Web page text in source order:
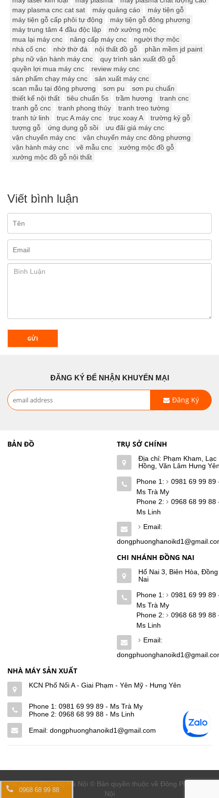
may plasma cnc cat sat
máy quảng cáo
máy tiện gỗ
máy tiện gỗ cấp phôi tự động
máy tiện gỗ đông phương
máy trung tâm 4 đầu độc lập
mở xưởng mộc
mua lại máy cnc
nâng cấp máy cnc
người thợ mộc
nhà cổ cnc
nhờ thờ đá nội thất đồ gỗ
phần mềm jd paint
phụ nữ vận hành máy cnc
quy trình sản xuất đồ gỗ
quyền lợi mua máy cnc
review máy cnc
sản phẩm chạy máy cnc
sản xuất máy cnc
scan mẫu tại đông phương
sơn pu
sơn pu chuẩn
thiết kế nội thất
tiêu chuẩn 5s trầm hương
tranh cnc
tranh gỗ cnc
tranh phong thủy
tranh treo tường
tranh tứ linh
trục A máy cnc trục xoay A
trường kỷ gỗ
tượng gỗ
ứng dụng gỗ sồi
ưu đãi giá máy cnc
vận chuyển máy cnc
vận chuyển máy cnc đông phương
vận hành máy cnc
vẽ mẫu cnc
xưởng mộc đồ gỗ
xưởng mộc đồ gỗ nội thất
Viết bình luận
GỬI
0968 68 99 88
ĐĂNG KÝ ĐỂ NHẬN KHUYẾN MẠI
Đăng Ký
BẢN ĐỒ TRỤ SỞ CHÍNH
Địa chỉ: Phạm Kham, Lạc
Hồng, Văn Lâm Hưng
Phone 1:
0981 69 99 89
Ms Trà My
Phone 2:
0968 68 99 88
Ms Linh
Email:
CHI NHÁNH ĐỒNG NAI
Hố Nai 3, Biên Hòa, Đồng
Nai
Phone 1:
0981 69 99 89
Ms Trà My
Phone 2:
0968 68 99 88
Ms Linh
Email:
NHÀ MÁY SẢN XUẤT
KCN Phố Nối A - Giai Phạm - Yên Mỹ - Hưng Yên
Phone 1: 0981 69 99 89 - Ms Trà My
Phone 2: 0968 68 99 88 - Ms Linh
Email: dongphuonghanoikd1@gmail.com
CNC Đông Phương Hà Nội © Bản quyền thuộc về Đông Phương Hà
Nội